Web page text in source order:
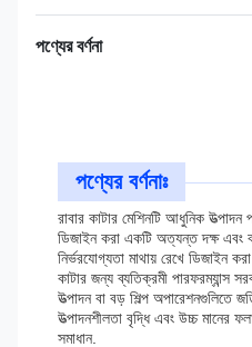
পণ্যের বর্ণনা
পণ্যের বর্ণনাঃ
রাবার কাটার মেশিনটি আধুনিক উত্পাদন
ডিজাইন করা একটি অত্যন্ত দক্ষ এবং
নির্ভরযোগ্যতা মাথায় রেখে ডিজাইন
কাটার জন্য ব্যতিক্রমী পারফরম্যান্স
উত্পাদন বা বড় শিল্প অপারেশনগুলিতে
উত্পাদনশীলতা বৃদ্ধি এবং উচ্চ মানের
সমাধান.